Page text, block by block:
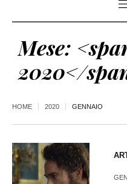
Mese:
2020</
HOME 2020 GENNAIO